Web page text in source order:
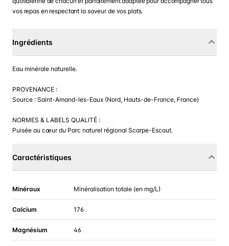
vos repas en respectant la saveur de vos plats.
Ingrédients
Eau minérale naturelle.
PROVENANCE :
Source : Saint-Amand-les-Eaux (Nord, Hauts-de-France, France)
NORMES & LABELS QUALITÉ :
Puisée au cœur du Parc naturel régional Scarpe-Escaut.
Caractéristiques
Minéraux Minéralisation totale (en mg/L)
Calcium 176
Magnésium 46